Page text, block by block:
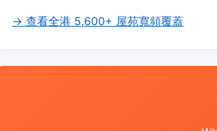
→ 查看全港 5,600+ 屋苑寬頻覆蓋